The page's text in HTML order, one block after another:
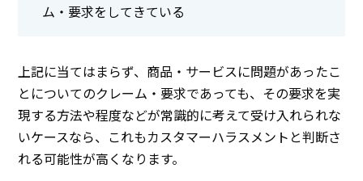
ム・要求をしてきている
上記に当てはまらず、商品・サービスに問題があったこ
とについてのクレーム・要求であっても、その要求を実
現する方法や程度などが常識的に考えて受け入れられな
いケースなら、これもカスタマーハラスメントと判断さ
れる可能性が高くなります。